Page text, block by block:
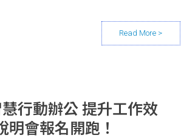
行動辦公 提升工作效
會報名開跑！